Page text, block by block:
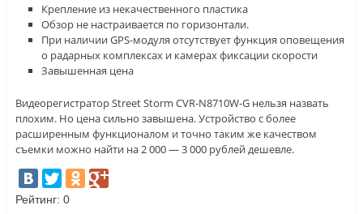
Крепление из некачественного пластика
Обзор не настраивается по горизонтали.
При наличии GPS-модуля отсутствует функция оповещения
о радарных комплексах и камерах фиксации скорости
Завышенная цена
Видеорегистратор Street Storm CVR-N8710W-G нельзя назвать
плохим. Но цена сильно завышена. Устройство с более
расширенным функционалом и точно таким же качеством
съемки можно найти на 2 000 — 3 000 рублей дешевле.
Рейтинг: 0